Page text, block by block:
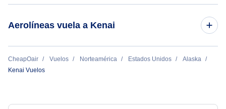
Beluga Vuelos
Aerolíneas vuela a Kenai
Era Aviation
CheapOair Vuelos Norteamérica Estados Unidos
Alaska
Kenai Vuelos